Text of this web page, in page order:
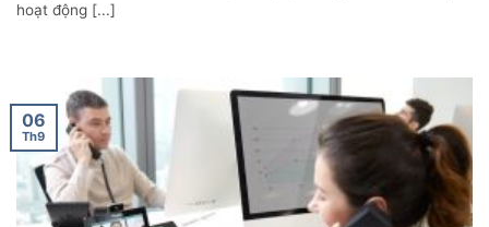
hoạt động [...]
06
Th9